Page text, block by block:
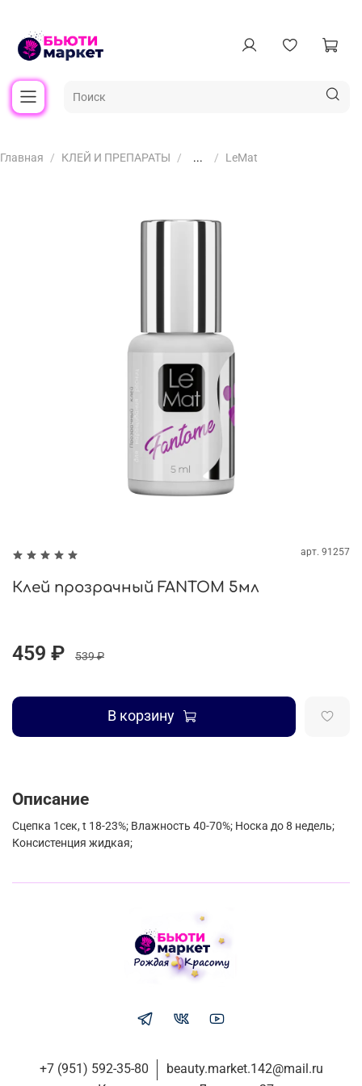
Главная КЛЕЙ И ПРЕПАРАТЫ ... LeMat
арт. 91257
Клей прозрачный FANTOM 5мл
459 ₽ 539 ₽
В корзину
Описание
Сцепка 1сек, t 18-23%; Влажность 40-70%; Носка до 8 недель;
Консистенция жидкая;
+7 (951) 592-35-80
beauty.market.142@mail.ru